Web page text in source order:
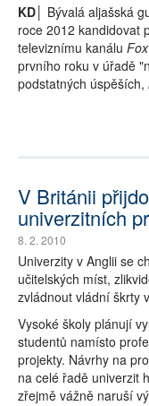
KD│
Bývalá aljašská
roce 2012 kandidovat
televiznímu kanálu
prvního roku v úřadě
podstatných úspěších,
V Británii
univerzitních
8. 2. 2010
Univerzity v Anglii se
učitelských míst,
zvládnout vládní škrty
Vysoké školy plánují
studentů namísto
projekty. Návrhy na
na celé řadě univerzit
zřejmě vážně naruší